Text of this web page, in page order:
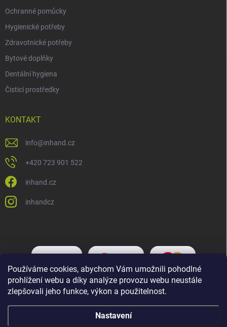
Používáme cookies, abychom Vám umožnili pohodlné
prohlížení webu a díky analýze provozu webu neustále
zlepšovali jeho funkce, výkon a použitelnost.
Nastavení
Ochranné pomůcky
Hygienické potřeby
Zdravotnické potřeby
Bytové doplňky
Dentální hygiena
Čisticí prostředky
KONTAKT
info@inhand.cz
+420 723 901 522
inhand.cz
inhandcz